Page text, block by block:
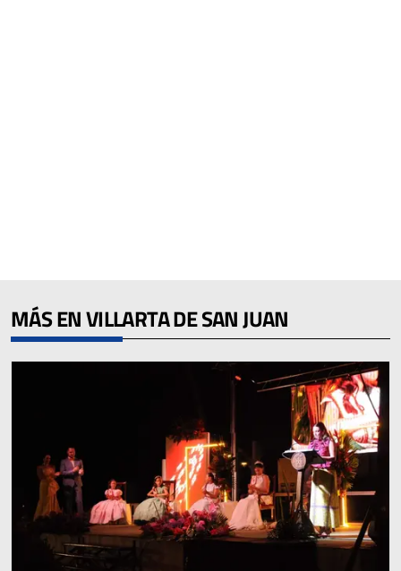
MÁS EN VILLARTA DE SAN JUAN